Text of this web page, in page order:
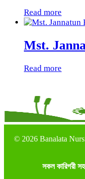
Read more
Mst.
Read more
© 2026 Banalata
সকল কারিগরী